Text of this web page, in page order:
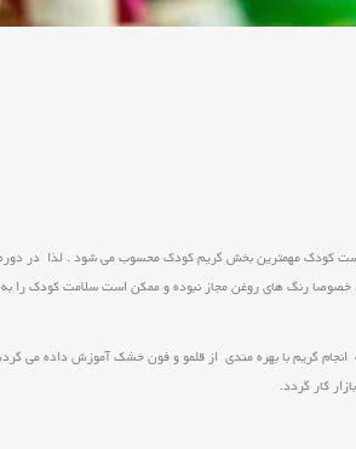
کودک مهمترین بخش گریم کودک محسوب می شود . لذا در
خصوصا رنگ های روغن مجاز نبوده و ممکن است سلامت کودک را به
گریم با بهره مندی از قلمو و فون خشک آموزش داده می
کار گردد.